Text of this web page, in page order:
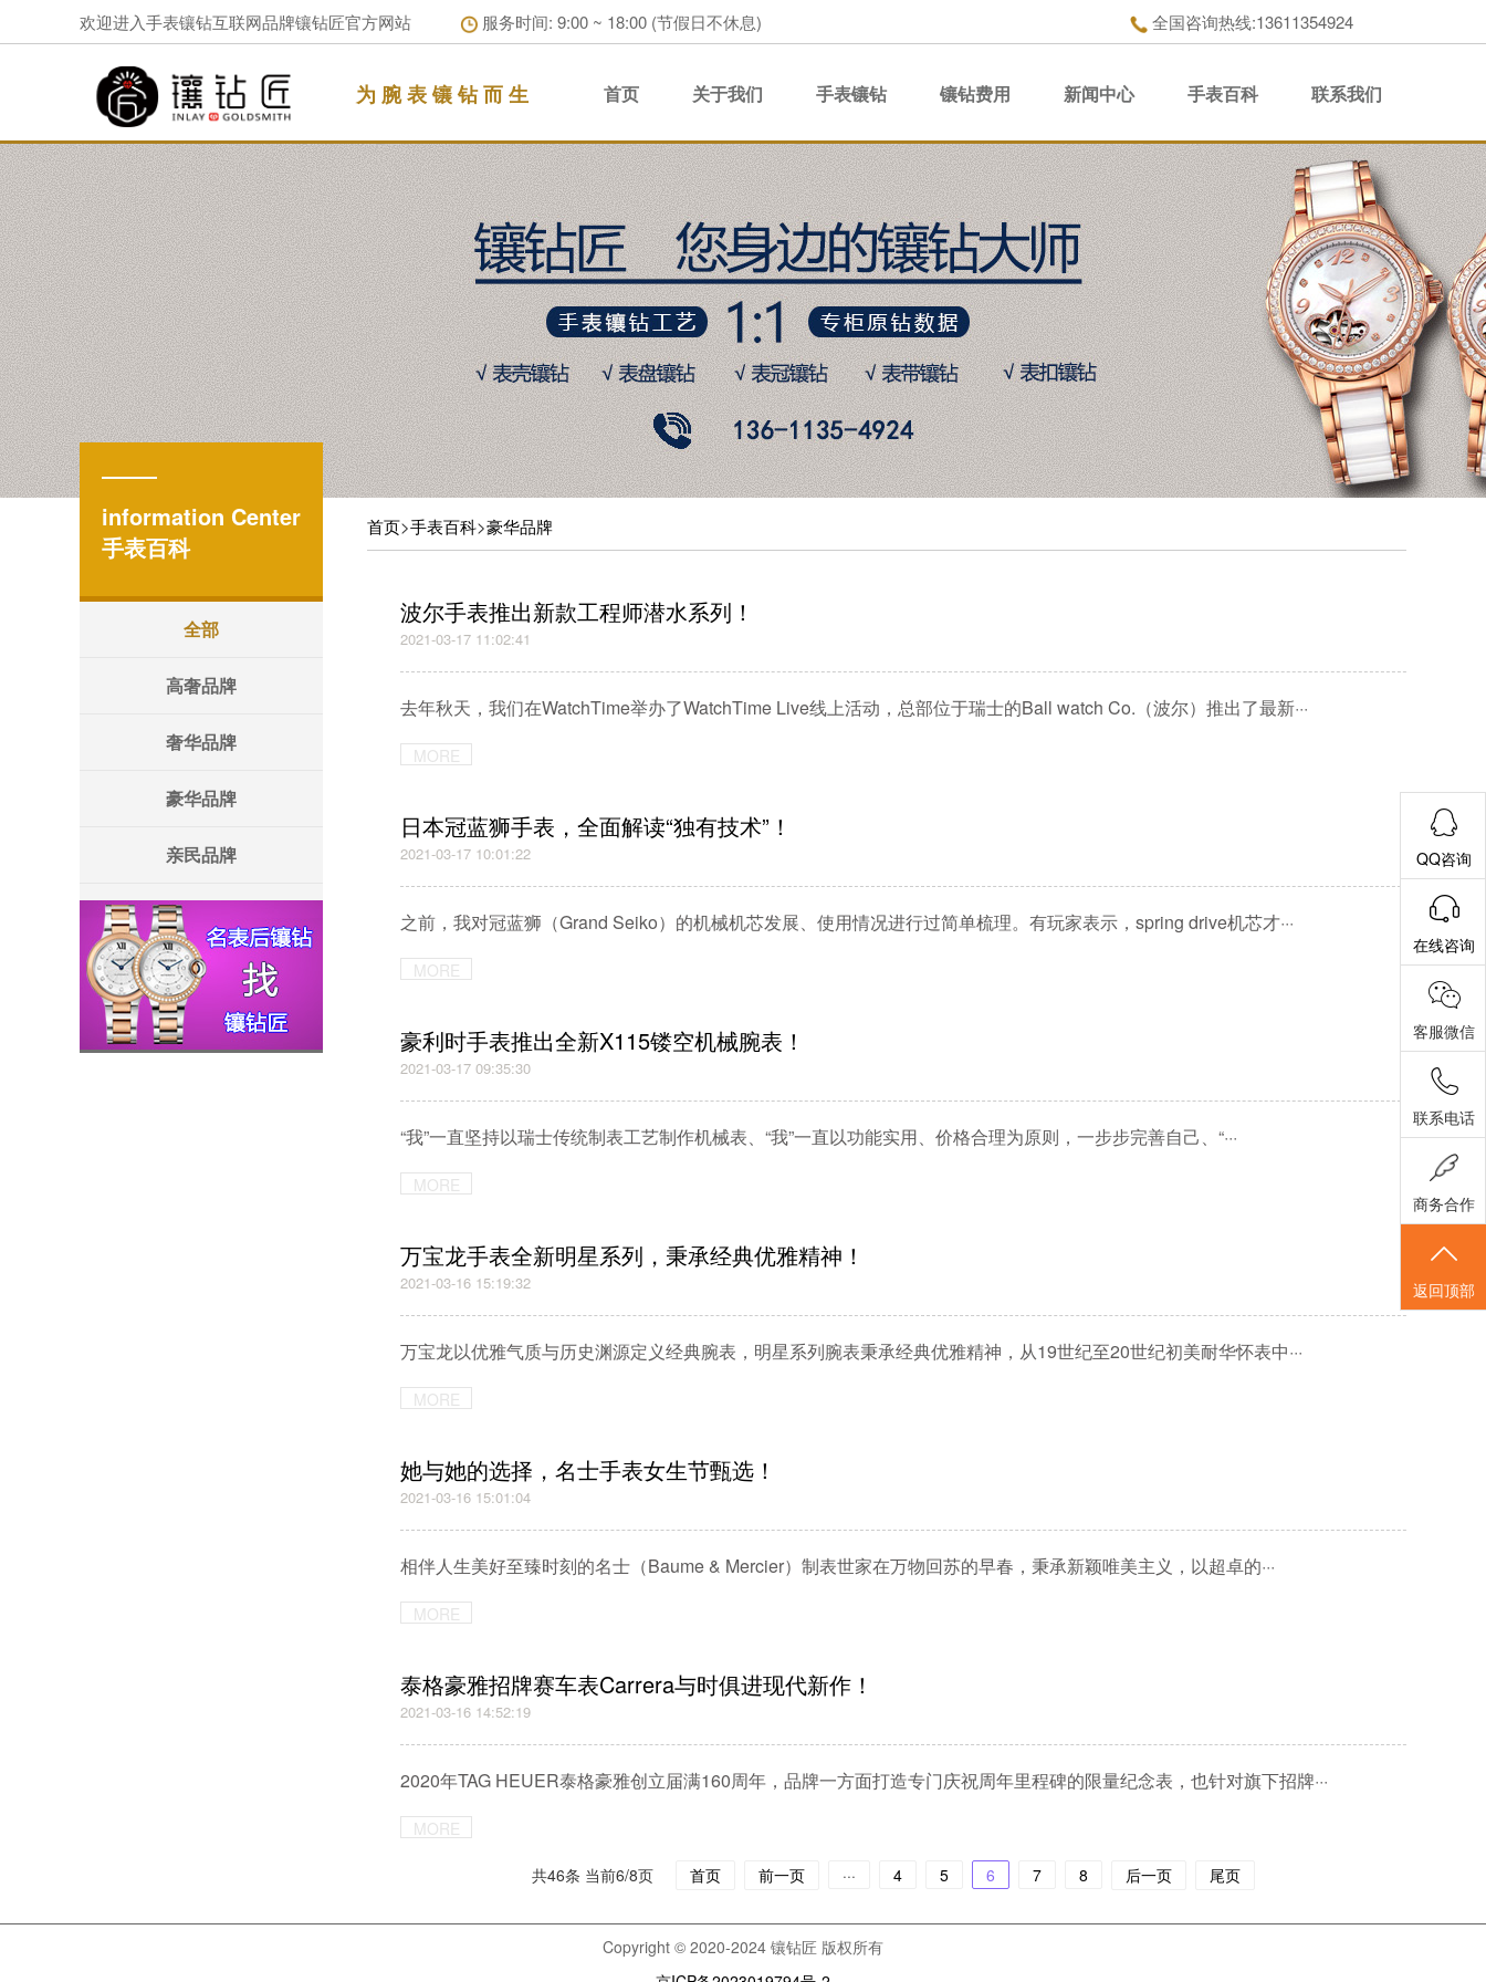
欢迎进入手表镶钻互联网品牌镶钻匠官方网站 服务时间: 9:00 ~ 18:00 (节假日不休息) 全国咨询热线:13611354924
为 腕 表 镶 钻 而 生 首页 关于我们 手表镶钻 镶钻费用 新闻中心 手表百科 联系我们
information Center
手表百科
全部
高奢品牌
奢华品牌
豪华品牌
亲民品牌
首页>手表百科>豪华品牌
波尔手表推出新款工程师潜水系列！
2021-03-17 11:02:41
去年秋天，我们在WatchTime举办了WatchTime Live线上活动，总部位于瑞士的Ball watch Co.（波尔）推出了最新···
MORE
日本冠蓝狮手表，全面解读“独有技术”！
2021-03-17 10:01:22
之前，我对冠蓝狮（Grand Seiko）的机械机芯发展、使用情况进行过简单梳理。有玩家表示，spring drive机芯才···
MORE
豪利时手表推出全新X115镂空机械腕表！
2021-03-17 09:35:30
“我”一直坚持以瑞士传统制表工艺制作机械表、“我”一直以功能实用、价格合理为原则，一步步完善自己、“···
MORE
万宝龙手表全新明星系列，秉承经典优雅精神！
2021-03-16 15:19:32
万宝龙以优雅气质与历史渊源定义经典腕表，明星系列腕表秉承经典优雅精神，从19世纪至20世纪初美耐华怀表中···
MORE
她与她的选择，名士手表女生节甄选！
2021-03-16 15:01:04
相伴人生美好至臻时刻的名士（Baume & Mercier）制表世家在万物回苏的早春，秉承新颖唯美主义，以超卓的···
MORE
泰格豪雅招牌赛车表Carrera与时俱进现代新作！
2021-03-16 14:52:19
2020年TAG HEUER泰格豪雅创立届满160周年，品牌一方面打造专门庆祝周年里程碑的限量纪念表，也针对旗下招牌···
MORE
共46条 当前6/8页 首页 前一页 ··· 4 5 6 7 8 后一页 尾页
Copyright © 2020-2024 镶钻匠 版权所有
QQ咨询
在线咨询
客服微信
联系电话
商务合作
返回顶部